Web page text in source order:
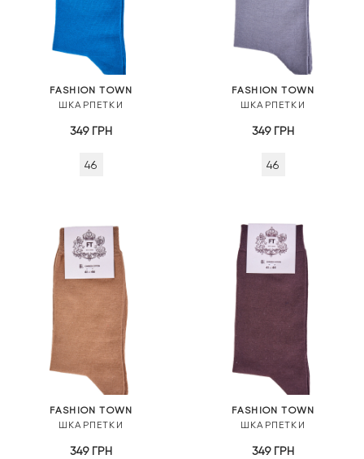
FASHION TOWN
ШКАРПЕТКИ
349 ГРН
46
FASHION TOWN
ШКАРПЕТКИ
349 ГРН
46
FASHION TOWN
ШКАРПЕТКИ
349 ГРН
FASHION TOWN
ШКАРПЕТКИ
349 ГРН